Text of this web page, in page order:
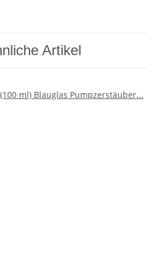
Artikel